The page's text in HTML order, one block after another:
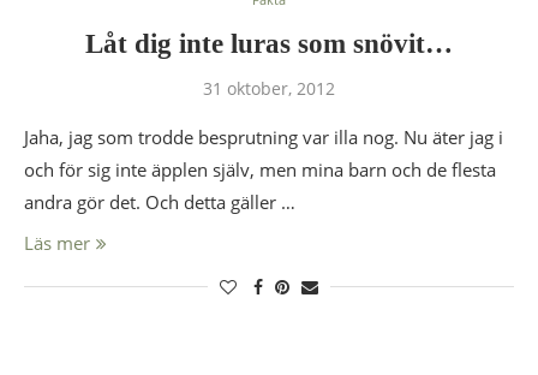
Låt dig inte luras som snövit…
31 oktober, 2012
Jaha, jag som trodde besprutning var illa nog. Nu äter jag i
och för sig inte äpplen själv, men mina barn och de flesta
andra gör det. Och detta gäller …
Läs mer